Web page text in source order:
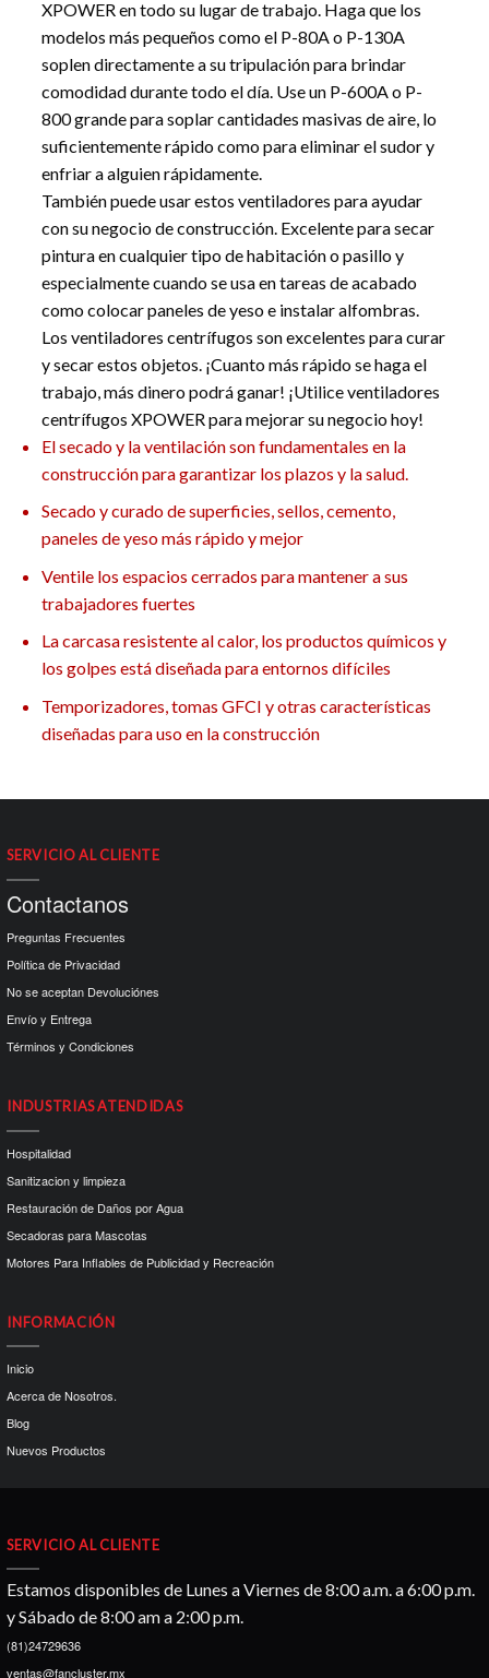
XPOWER en todo su lugar de trabajo. Haga que los
modelos más pequeños como el P-80A o P-130A
soplen directamente a su tripulación para brindar
comodidad durante todo el día. Use un P-600A o P-
800 grande para soplar cantidades masivas de aire, lo
suficientemente rápido como para eliminar el sudor y
enfriar a alguien rápidamente.
También puede usar estos ventiladores para ayudar
con su negocio de construcción. Excelente para secar
pintura en cualquier tipo de habitación o pasillo y
especialmente cuando se usa en tareas de acabado
como colocar paneles de yeso e instalar alfombras.
Los ventiladores centrífugos son excelentes para curar
y secar estos objetos. ¡Cuanto más rápido se haga el
trabajo, más dinero podrá ganar! ¡Utilice ventiladores
centrífugos XPOWER para mejorar su negocio hoy!
El secado y la ventilación son fundamentales en la
construcción para garantizar los plazos y la salud.
Secado y curado de superficies, sellos, cemento,
paneles de yeso más rápido y mejor
Ventile los espacios cerrados para mantener a sus
trabajadores fuertes
La carcasa resistente al calor, los productos químicos y
los golpes está diseñada para entornos difíciles
Temporizadores, tomas GFCI y otras características
diseñadas para uso en la construcción
SERVICIO AL CLIENTE
Contactanos
Preguntas Frecuentes
Política de Privacidad
No se aceptan Devoluciónes
Envío y Entrega
Términos y Condiciones
INDUSTRIAS ATENDIDAS
Hospitalidad
Sanitizacion y limpieza
Restauración de Daños por Agua
Secadoras para Mascotas
Motores Para Inflables de Publicidad y Recreación
INFORMACIÓN
Inicio
Acerca de Nosotros.
Blog
Nuevos Productos
SERVICIO AL CLIENTE
Estamos disponibles de Lunes a Viernes de 8:00 a.m. a 6:00 p.m.
y Sábado de 8:00 am a 2:00 p.m.
(81)24729636
ventas@fancluster.mx